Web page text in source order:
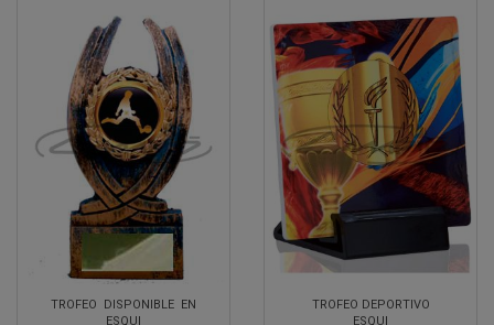
TROFEO DISPONIBLE EN
ESQUI
TROFEO DEPORTIVO
ESQUI